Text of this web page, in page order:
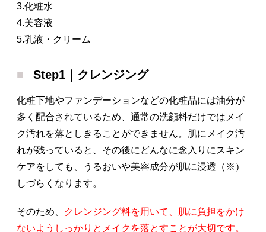
3.化粧水
4.美容液
5.乳液・クリーム
Step1｜クレンジング
化粧下地やファンデーションなどの化粧品には油分が
多く配合されているため、通常の洗顔料だけではメイ
ク汚れを落としきることができません。肌にメイク汚
れが残っていると、その後にどんなに念入りにスキン
ケアをしても、うるおいや美容成分が肌に浸透（※）
しづらくなります。
そのため、
クレンジング料を用いて、肌に負担をかけ
ないようしっかりとメイクを落とすことが大切です。